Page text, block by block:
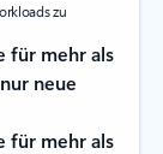
zu
für mehr als
neue
für mehr als